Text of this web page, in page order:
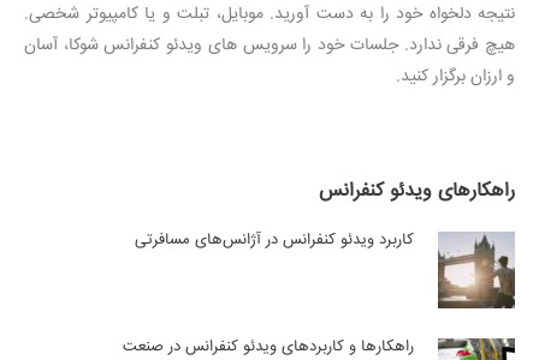
نتیجه دلخواه خود را به دست آورید. موبایل، تبلت و یا کامپیوتر شخصی.
هیچ فرقی ندارد. جلسات خود را سرویس های ویدئو کنفرانس شوکا، آسان
و ارزان برگزار کنید.
راهکارهای ویدئو کنفرانس
کاربرد ویدئو کنفرانس در آژانس‌های مسافرتی
راهکارها و کاربردهای ویدئو کنفرانس در صنعت